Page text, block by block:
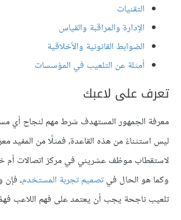
التقنيات
الإدارة والمراقبة والقياس
الضوابط القانونية والأخلاقية
أمثلة عن التلعيب في المؤسسات
تعرف على لاعبك
معرفة الجمهور المستهدف شرط مهم لنجاح أي
ليس استثناءً من هذه القاعدة، فمثلًا من المفيد
لاستقطاب موظف عشريني في مركز اتصالات أم
وكما هو الحال فيتصميم تجربة المستخدم،
تلعيب ناجحة يجب أن يعتمد على فهم اللاعب